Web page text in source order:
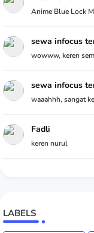
Anime Blue Lock
sewa infocus
wowww, keren
sewa infocus
waaahhh, sangat
Fadli
keren nurul
LABELS